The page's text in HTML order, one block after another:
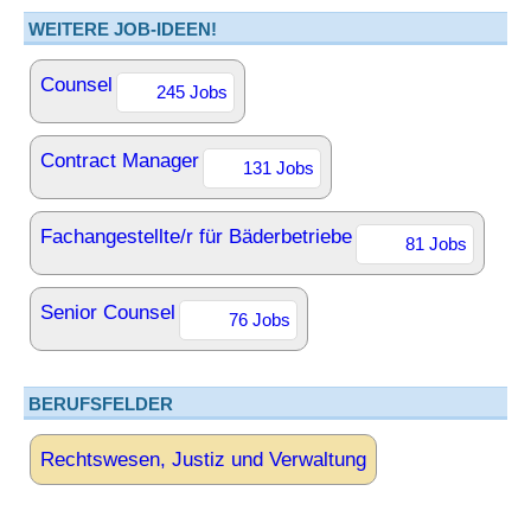
WEITERE JOB-IDEEN!
Counsel 245 Jobs
Contract Manager 131 Jobs
Fachangestellte/r für Bäderbetriebe 81 Jobs
Senior Counsel 76 Jobs
BERUFSFELDER
Rechtswesen, Justiz und Verwaltung